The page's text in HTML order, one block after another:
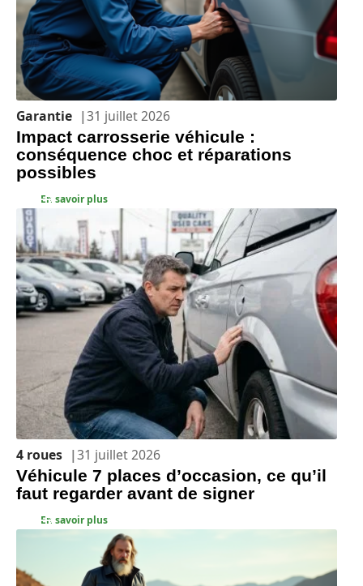
Garantie 31 juillet 2026
Impact carrosserie véhicule :
conséquence choc et réparations
possibles
En savoir plus
4 roues 31 juillet 2026
Véhicule 7 places d’occasion, ce qu’il
faut regarder avant de signer
En savoir plus